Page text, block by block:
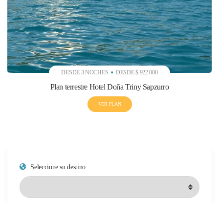
DESDE 3 NOCHES DESDE $ 922.000
Plan terrestre Hotel Doña Triny Sapzurro
VER PLAN
Seleccione su destino